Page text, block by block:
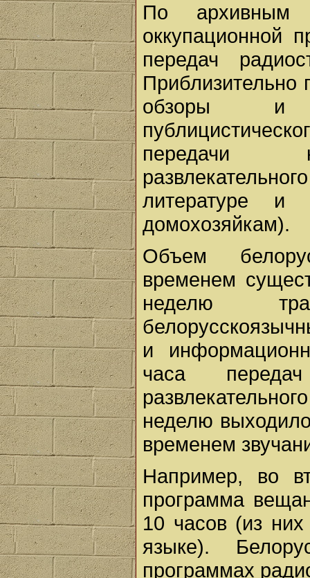
По архивным
оккупационной
передач
Приблизительно
обзоры и
передачи
литературе и
домохозяйкам).
Объем
временем
неделю
и
часа передач
неделю
временем
Например, во
программа
10 часов (из
языке).
программах